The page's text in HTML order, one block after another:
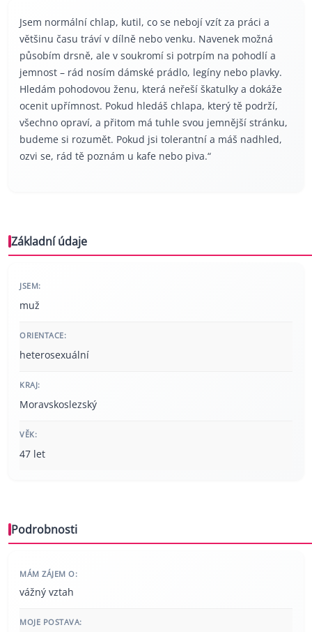
Jsem normální chlap, kutil, co se nebojí vzít za práci a
většinu času tráví v dílně nebo venku. Navenek možná
působím drsně, ale v soukromí si potrpím na pohodlí a
jemnost – rád nosím dámské prádlo, legíny nebo plavky.
Hledám pohodovou ženu, která neřeší škatulky a dokáže
ocenit upřímnost. Pokud hledáš chlapa, který tě podrží,
všechno opraví, a přitom má tuhle svou jemnější stránku,
budeme si rozumět. Pokud jsi tolerantní a máš nadhled,
ozvi se, rád tě poznám u kafe nebo piva.“
Základní údaje
JSEM:
muž
ORIENTACE:
heterosexuální
KRAJ:
Moravskoslezský
VĚK:
47 let
Podrobnosti
MÁM ZÁJEM O:
vážný vztah
MOJE POSTAVA: